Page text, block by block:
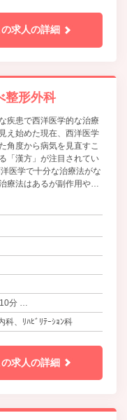
の求人の詳細
整形外科
疾患で西洋医学的な治療
え始めた現在、西洋医学
角度から病気を見直すこ
「漢方」が注目されてい
医学で十分な治療法がな
療法はあるが副作用や特
療できないとき、西洋医
の対象にならないときな
方」治療を試みてよいと
ただきます。気軽にご相
応いたします。）
分
、ﾘﾊﾋﾞﾘﾃｰｼｮﾝ科
の求人の詳細